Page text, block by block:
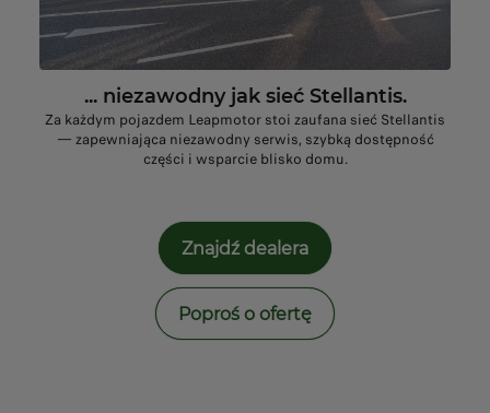
... niezawodny jak sieć Stellantis.
Za każdym pojazdem Leapmotor stoi zaufana sieć Stellantis
— zapewniająca niezawodny serwis, szybką dostępność
części i wsparcie blisko domu.
Znajdź dealera
Poproś o ofertę